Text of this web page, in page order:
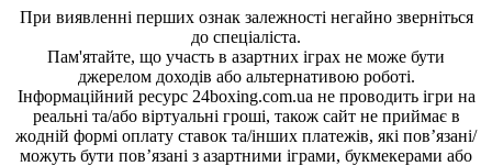
При виявленні перших ознак залежності негайно зверніться
до спеціаліста.
Пам'ятайте, що участь в азартних іграх не може бути
джерелом доходів або альтернативою роботі.
Інформаційний ресурс 24boxing.com.ua не проводить ігри на
реальні та/або віртуальні гроші, також сайт не приймає в
жодній формі оплату ставок та/інших платежів, які пов’язані/
можуть бути пов’язані з азартними іграми, букмекерами або